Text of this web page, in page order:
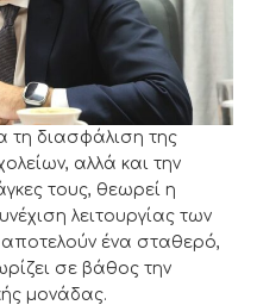
τη διασφάλιση της
αλλά και την
τους, θεωρεί η
λειτουργίας των
ένα σταθερό,
σε βάθος την
μονάδας.